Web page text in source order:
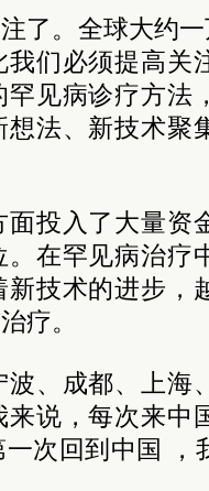
了。全球大约
我们必须提高关
见病诊疗方法
法、新技术聚
投入了大量资
在罕见病治疗
技术的进步，
疗。
、成都、上海
说，每次来中
次回到中国 ，